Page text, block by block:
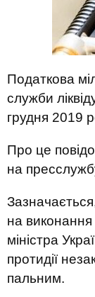
Податкова
служби
грудня 2019
Про це
на
на
міністра
протидії
пальним.